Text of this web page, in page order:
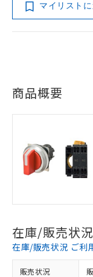
マイリスト
商品概要
在庫/販売状況
在庫/販売状況 ご利
販売状況